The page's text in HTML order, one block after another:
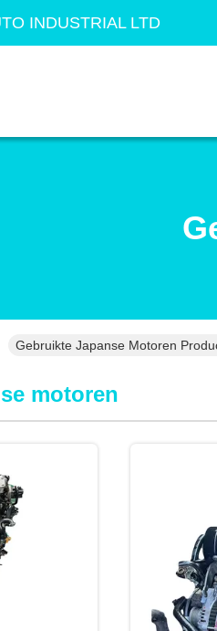
INDUSTRIAL LTD
Gebruikte Japanse Motoren
motoren